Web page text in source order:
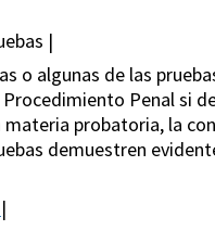
|
o algunas de las
Procedimiento Penal si
probatoria, la
demuestren
|